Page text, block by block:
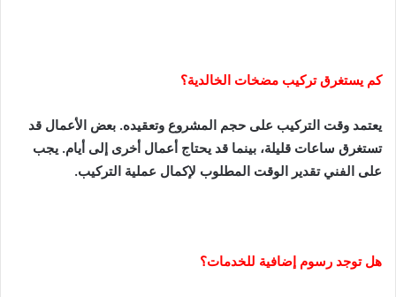
كم يستغرق تركيب مضخات الخالدية؟
يعتمد وقت التركيب على حجم المشروع وتعقيده. بعض الأعمال قد
تستغرق ساعات قليلة، بينما قد يحتاج أعمال أخرى إلى أيام. يجب
على الفني تقدير الوقت المطلوب لإكمال عملية التركيب.
هل توجد رسوم إضافية للخدمات؟